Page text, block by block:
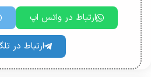
ارتباط در واتس اپ
ارتباط در